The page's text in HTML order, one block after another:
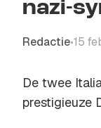
nazi-
Redactie•15
De twee
prestigieuze